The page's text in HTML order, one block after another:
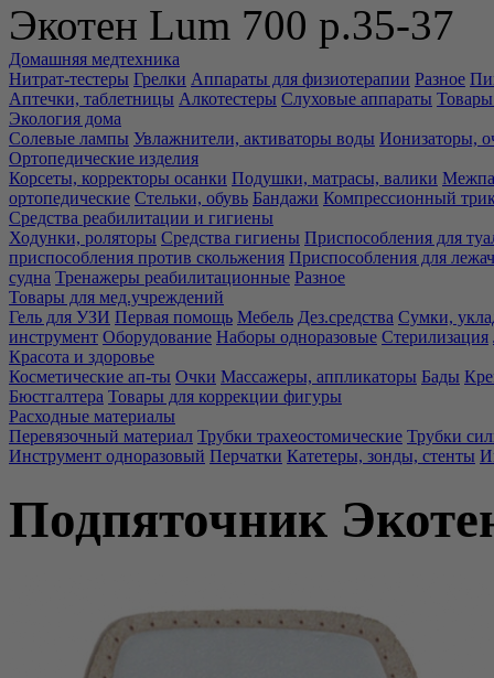
Экотен Lum 700 р.35-37
Домашняя медтехника
Нитрат-тестеры Грелки Аппараты для физиотерапии Разное
Аптечки, таблетницы Алкотестеры Слуховые аппараты Товары
Экология дома
Солевые лампы Увлажнители, активаторы воды Ионизаторы,
Ортопедические изделия
Корсеты, корректоры осанки Подушки, матрасы, валики
ортопедические Стельки, обувь Бандажи Компрессионный
Средства реабилитации и гигиены
Ходунки, роляторы Средства гигиены Приспособления для
приспособления против скольжения Приспособления для
судна Тренажеры реабилитационные Разное
Товары для мед.учреждений
Гель для УЗИ Первая помощь Мебель Дез.средства Сумки,
инструмент Оборудование Наборы одноразовые Стерилизация
Красота и здоровье
Косметические ап-ты Очки Массажеры, аппликаторы Бады
Бюстгалтера Товары для коррекции фигуры
Расходные материалы
Перевязочный материал Трубки трахеостомические Трубки
Инструмент одноразовый Перчатки Катетеры, зонды, стенты
Подпяточник